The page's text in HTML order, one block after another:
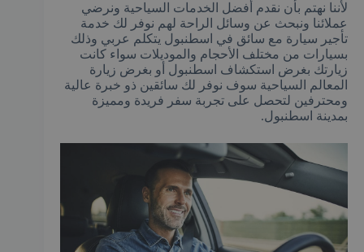
لأننا نهتم بأن نقدم أفضل الخدمات السياحية ونرضي
عملائنا ونبحث عن وسائل الراحة لهم نوفر لك خدمة
تأجير سيارة مع سائق في اسطنبول يتكلم عربي وذلك
بسيارات من مختلف الأحجام والموديلات سواء كانت
زيارتك بغرض استكشاف اسطنبول أو بغرض زيارة
المعالم السياحية سوف نوفر لك سائقين ذو خبرة عالية
ومحترفين لتحصل على تجربة سفر فريدة ومميزة
بمدينة اسطنبول.